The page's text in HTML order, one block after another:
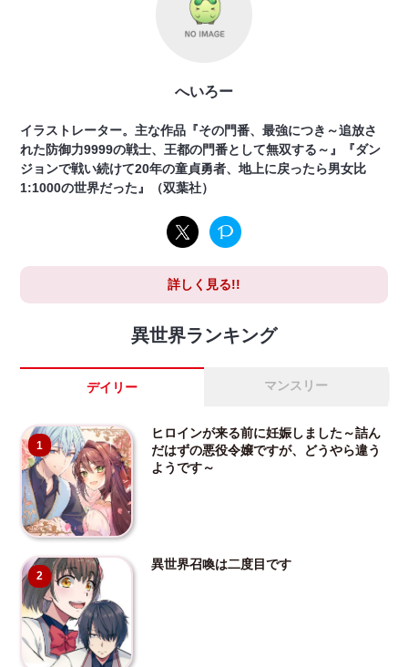
へいろー
イラストレーター。主な作品『その門番、最強につき～追放さ
れた防御力9999の戦士、王都の門番として無双する～』『ダン
ジョンで戦い続けて20年の童貞勇者、地上に戻ったら男女比
1:1000の世界だった』（双葉社）
詳しく見る!!
異世界ランキング
デイリー マンスリー
1
ヒロインが来る前に妊娠しました～詰ん
だはずの悪役令嬢ですが、どうやら違う
ようです～
2
異世界召喚は二度目です